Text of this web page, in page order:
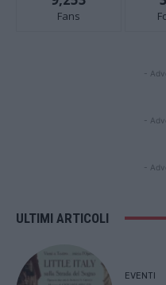
Fans
-
-
-
ULTIMI ARTICOLI
EVENTI